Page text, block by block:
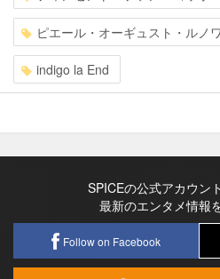
ピエール・オーギュスト・ルノ
indigo la End
SPICEの公式アカウン
最新のエンタメ情報
Follow on Facebook